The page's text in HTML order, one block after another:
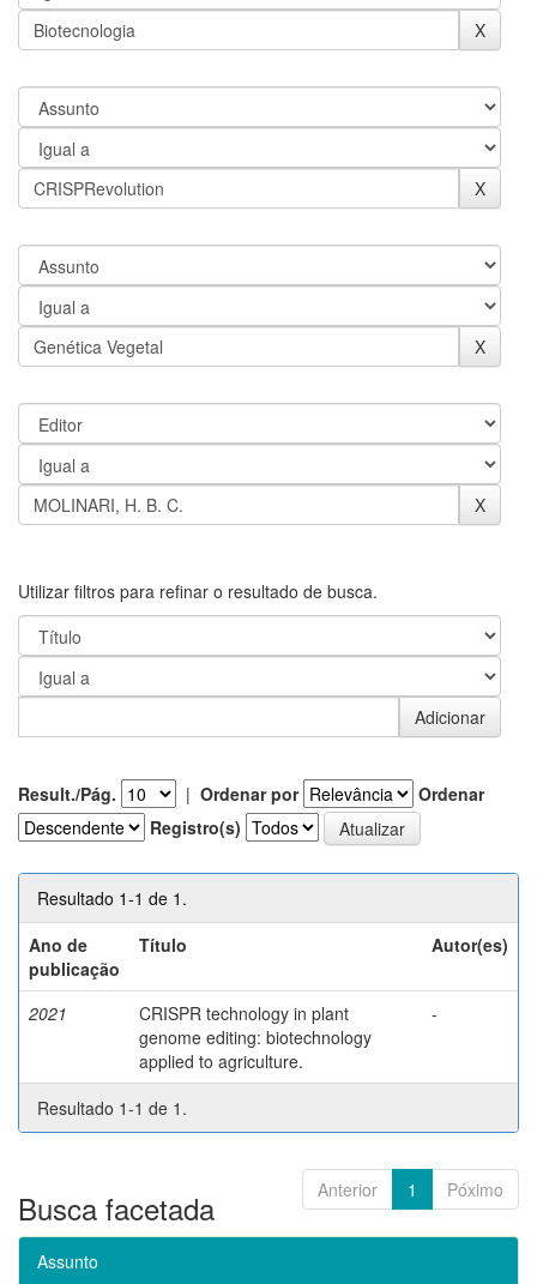
Utilizar filtros para refinar o resultado de busca.
Result./Pág. | Ordenar por
Ordenar
Registro(s)
Resultado 1-1 de 1.
Ano de
publicação
Título Autor(es)
2021
CRISPR technology in plant
genome editing: biotechnology
applied to agriculture.
-
Resultado 1-1 de 1.
Anterior 1 Póximo
Busca facetada
Assunto